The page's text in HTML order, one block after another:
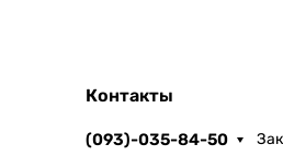
Контакты
(093)-035-84-50